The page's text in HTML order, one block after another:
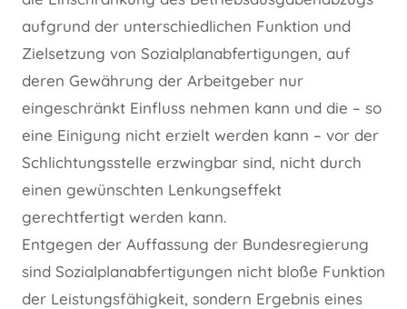
aufgrund der unterschiedlichen Funktion und
Zielsetzung von Sozialplanabfertigungen, auf
deren Gewährung der Arbeitgeber nur
eingeschränkt Einfluss nehmen kann und die – so
eine Einigung nicht erzielt werden kann – vor der
Schlichtungsstelle erzwingbar sind, nicht durch
einen gewünschten Lenkungseffekt
gerechtfertigt werden kann.
Entgegen der Auffassung der Bundesregierung
sind Sozialplanabfertigungen nicht bloße Funktion
der Leistungsfähigkeit, sondern Ergebnis eines